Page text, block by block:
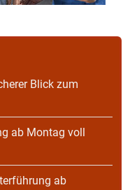
Blick zum
ab Montag voll
ab